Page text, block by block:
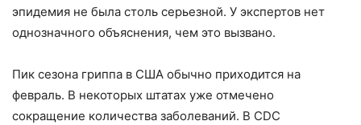
эпидемия не была столь серьезной. У экспертов нет
однозначного объяснения, чем это вызвано.
Пик сезона гриппа в США обычно приходится на
февраль. В некоторых штатах уже отмечено
сокращение количества заболеваний. В СDC